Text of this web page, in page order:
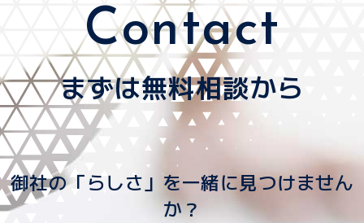
Contact
まずは無料相談から
御社の「らしさ」を一緒に見つけません
か？